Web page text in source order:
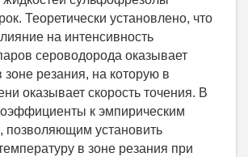
Теоретически установлено, что
на интенсивность
сероводорода оказывает
зоне резания, на которую в
оказывает скорость точения. В
к эмпирическим
позволяющим установить
в зоне резания при